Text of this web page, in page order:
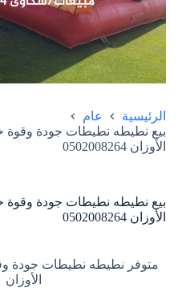
الرئيسية
عام
بيع نطيطه نطيطات جودة وقوة
الأوزان 0502008264
بيع نطيطه نطيطات جودة وقوة
الأوزان 0502008264
متوفر نطيطه نطيطات جودة
الأوزان